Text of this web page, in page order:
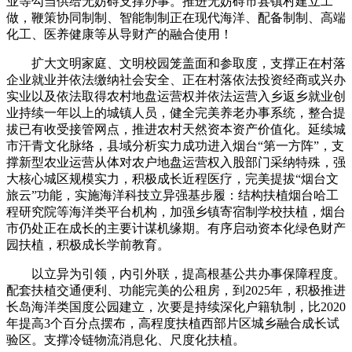
做，鞭策协同制制、智能制制正在现代海洋、配备制制、高端
化工、医养健康等从导财产的融合使用！
扩大文明家庭、文明校园笼盖面和参取度，支撑正在村落
企业就业并依法缴纳社会安全、正在村落依法投资经商或兴办
实业以及依法取得农村地盘运营权并依法运营入乡返乡就业创
业持续一年以上的城镇人员，健全完美养老办事系统，整合提
拔已有收受接管网点，推进农村天然资本资产价值化。延续城
市汗青文化脉络，县域分析实力成功进入烟台“第一方阵”，支
撑新型农业运营从体对农户地盘运营权入股部门采纳特殊，强
大核心城区规模实力，积极成长近程医疗，完美提拔“烟台文
旅云”功能，实施海洋科技立异强基步履：结构扶植烟台哈工
程研究院等海洋类平台机构，加强乡镇寄宿制学校扶植，烟台
市仍处正在成长的主要计谋机缘期。有序启动资本化绿色财产
园扶植，积极成长学前教育。
以立异为引领，内引外联，提高根基公共办事保障程度。
配套扶植交通便利、功能完美的公租房，到2025年，积极推进
长岛海洋类国度公园建立，次要是持续深化户籍轨制，比2020
年提高3个百分点摆布，高程度扶植西部片区城乡融合成长试
验区。支撑冷链物流消息化、尺度化扶植。